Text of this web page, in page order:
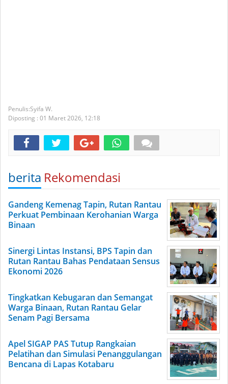
Syifa W.
Diposting : 01 Maret 2026, 12:18
berita Rekomendasi
Gandeng Kemenag Tapin, Rutan Rantau
Perkuat Pembinaan Kerohanian Warga
Binaan
Sinergi Lintas Instansi, BPS Tapin dan
Rutan Rantau Bahas Pendataan Sensus
Ekonomi 2026
Tingkatkan Kebugaran dan Semangat
Warga Binaan, Rutan Rantau Gelar
Senam Pagi Bersama
Apel SIGAP PAS Tutup Rangkaian
Pelatihan dan Simulasi Penanggulangan
Bencana di Lapas Kotabaru